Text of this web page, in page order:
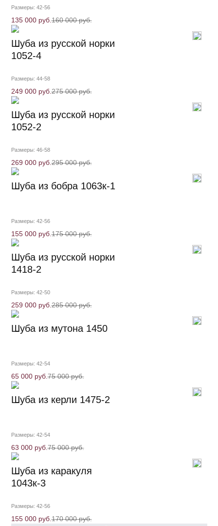
Размеры: 42-56
135 000 руб.160 000 руб.
Шуба из русской норки
1052-4
Размеры: 44-58
249 000 руб.275 000 руб.
Шуба из русской норки
1052-2
Размеры: 46-58
269 000 руб.295 000 руб.
Шуба из бобра 1063к-1
Размеры: 42-56
155 000 руб.175 000 руб.
Шуба из русской норки
1418-2
Размеры: 42-50
259 000 руб.285 000 руб.
Шуба из мутона 1450
Размеры: 42-54
65 000 руб.75 000 руб.
Шуба из керли 1475-2
Размеры: 42-54
63 000 руб.75 000 руб.
Шуба из каракуля
1043к-3
Размеры: 42-56
155 000 руб.170 000 руб.